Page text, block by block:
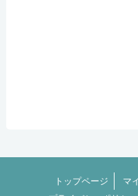
トップページ マ